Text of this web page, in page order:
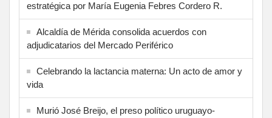
estratégica por María Eugenia Febres Cordero R.
Alcaldía de Mérida consolida acuerdos con
adjudicatarios del Mercado Periférico
Celebrando la lactancia materna: Un acto de amor y
vida
Murió José Breijo, el preso político uruguayo-